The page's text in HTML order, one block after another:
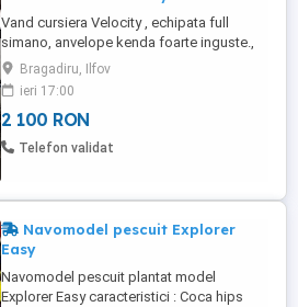
Vand cursiera Velocity , echipata full
simano, anvelope kenda foarte inguste.,
schimbătoare cu padele la frana, frane
shimano claris, jante duble. Bicicleta este
foarte usoara, din aluminiu! Se poate
vedea in zona national Arena
Bragadiru, Ilfov
ieri 17:00
2 100 RON
Telefon validat
Navomodel pescuit Explorer
Easy
Navomodel pescuit plantat model
Explorer Easy caracteristici : Coca hips